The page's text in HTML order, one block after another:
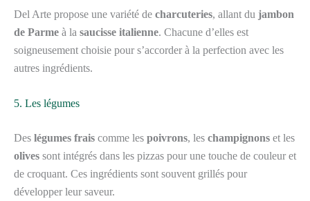
Del Arte propose une variété de charcuteries, allant du jambon
de Parme à la saucisse italienne. Chacune d’elles est
soigneusement choisie pour s’accorder à la perfection avec les
autres ingrédients.
5. Les légumes
Des légumes frais comme les poivrons, les champignons et les
olives sont intégrés dans les pizzas pour une touche de couleur et
de croquant. Ces ingrédients sont souvent grillés pour
développer leur saveur.